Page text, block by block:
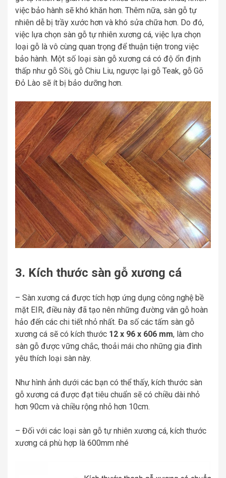
việc bảo hành sẽ khó khăn hơn. Thêm nữa, sàn gỗ tự
nhiên dễ bị trầy xước hơn và khó sửa chữa hơn. Do đó,
việc lựa chọn sàn gỗ tự nhiên xương cá, việc lựa chọn
loại gỗ là vô cùng quan trọng để thuận tiện trong việc
bảo hành. Một số loại sàn gỗ xương cá có độ ổn định
thấp như gỗ Sồi, gỗ Chiu Liu, ngược lại gỗ Teak, gỗ Gõ
Đỏ Lào sẽ ít bị bảo dưỡng hơn.
3. Kích thước sàn gỗ xương cá
– Sàn xương cá được tích hợp ứng dụng công nghệ bề
mặt EIR, điều này đã tạo nên những đường vân gỗ hoàn
hảo đến các chi tiết nhỏ nhất. Đa số các tấm sàn gỗ
xương cá sẽ có kích thước 12 x 96 x 606 mm, làm cho
sàn gỗ được vững chắc, thoải mái cho những gia đình
yêu thích loại sàn này.
Như hình ảnh dưới các bạn có thể thấy, kích thước sàn
gỗ xương cá được đạt tiêu chuẩn sẽ có chiều dài nhỏ
hơn 90cm và chiều rộng nhỏ hơn 10cm.
– Đối với các loại sàn gỗ tự nhiên xương cá, kích thước
xương cá phù hợp là 600mm nhé